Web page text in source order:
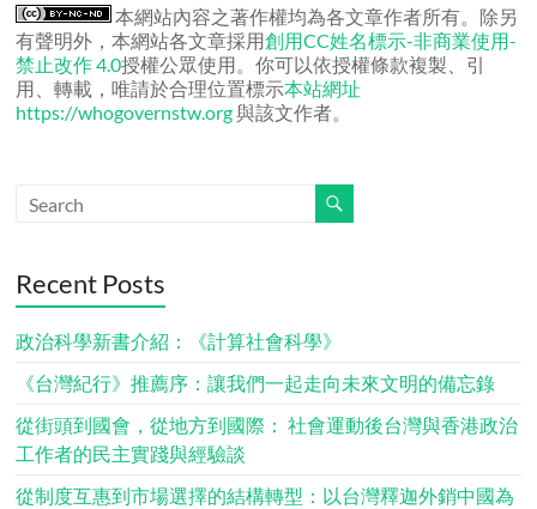
章
本網站內容之著作權均為各文章作者所有。除另
有聲明外，本網站各文章採用創用CC姓名標示-非商業使用-
禁止改作 4.0授權公眾使用。你可以依授權條款複製、引
用、轉載，唯請於合理位置標示本站網址
https://whogovernstw.org與該文作者。
Recent Posts
政治科學新書介紹：《計算社會科學》
《台灣紀行》推薦序：讓我們一起走向未來文明的備忘錄
從街頭到國會，從地方到國際： 社會運動後台灣與香港政治
工作者的民主實踐與經驗談
從制度互惠到市場選擇的結構轉型：以台灣釋迦外銷中國為